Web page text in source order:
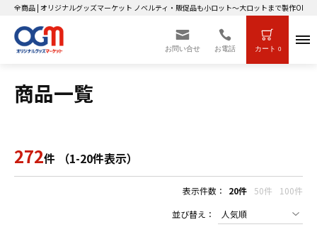
全商品 | オリジナルグッズマーケット ノベルティ・販促品も小ロット～大ロットまで製作OK！
お問い合せ お電話 カート 0
商品一覧
272件 （1-20件表示）
表示件数： 20件 50件
100件
並び替え：